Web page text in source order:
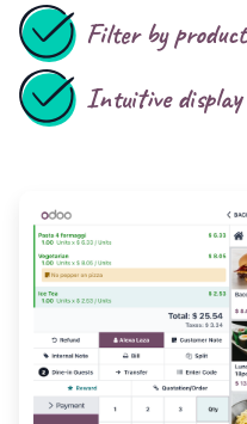
Filter by
Intuitive display